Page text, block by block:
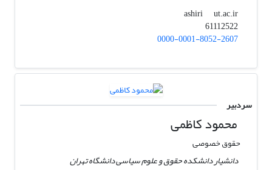
ashiri
ut.ac.ir
61112522
0000-0001-8052-2607
سردبیر
محمود کاظمی
حقوق خصوصی
دانشیار دانشکده حقوق و علوم سیاسی دانشگاه تهران